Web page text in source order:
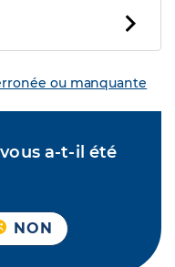
ou manquante
a-t-il été
NON